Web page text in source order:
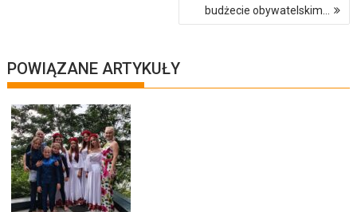
budżecie obywatelskim…
POWIĄZANE ARTYKUŁY